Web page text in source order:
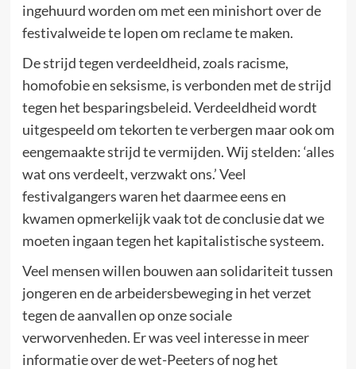
ingehuurd worden om met een minishort over de
festivalweide te lopen om reclame te maken.
De strijd tegen verdeeldheid, zoals racisme,
homofobie en seksisme, is verbonden met de strijd
tegen het besparingsbeleid. Verdeeldheid wordt
uitgespeeld om tekorten te verbergen maar ook om
eengemaakte strijd te vermijden. Wij stelden: ‘alles
wat ons verdeelt, verzwakt ons.’ Veel
festivalgangers waren het daarmee eens en
kwamen opmerkelijk vaak tot de conclusie dat we
moeten ingaan tegen het kapitalistische systeem.
Veel mensen willen bouwen aan solidariteit tussen
jongeren en de arbeidersbeweging in het verzet
tegen de aanvallen op onze sociale
verworvenheden. Er was veel interesse in meer
informatie over de wet-Peeters of nog het